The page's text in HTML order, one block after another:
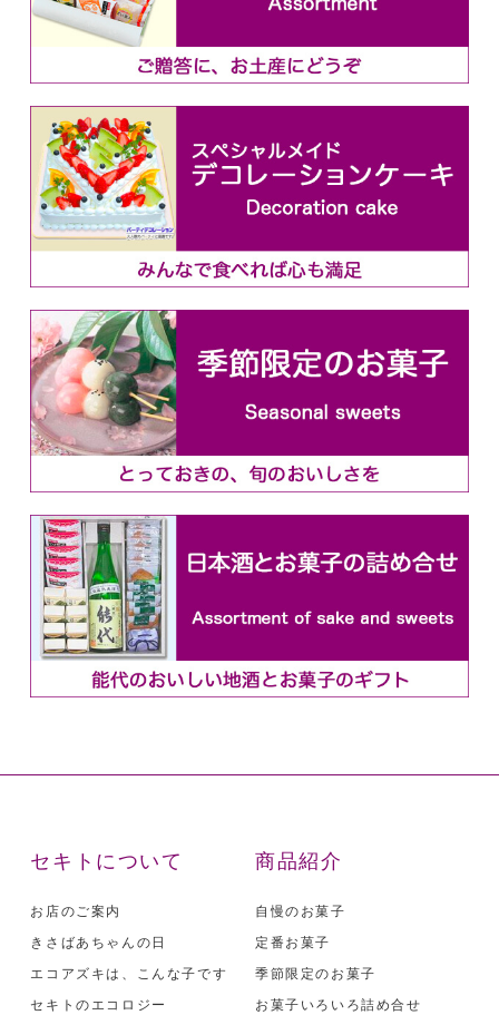
セキトについて
お店のご案内
きさばあちゃんの日
エコアズキは、こんな子です
セキトのエコロジー
商品紹介
自慢のお菓子
定番お菓子
季節限定のお菓子
お菓子いろいろ詰め合せ